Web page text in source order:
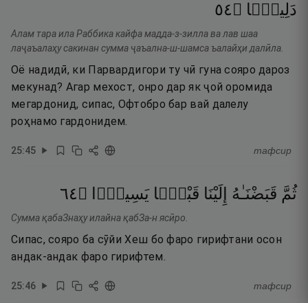
دَلِيلًۭا ۝٤٥
Алам тара ила Раббика кайфа мадда-з-зилла ва лав шаа
лаҷаъалаҳу сакинан сумма ҷаъална-ш-шамса ъалайҳи далӣла.
Оё надидӣ, ки Парвардигори ту чӣ гуна сояро дароз
мекунад? Агар мехост, онро дар як ҷой оромида
мегардонид, сипас, Офтобро бар вай далелу
роҳнамо гардонидем.
25:45 тафсир
ثُمَّ قَبَضْنَـٰهُ إِلَيْنَا قَبْضًۭا يَسِيرًۭا ۝٤٦
Сумма қабаЗнаҳу илайна қабЗа-н ясӣро.
Сипас, сояро ба сӯйи Хеш бо фаро гирифтани осон
андак-андак фаро гирифтем.
25:46 тафсир